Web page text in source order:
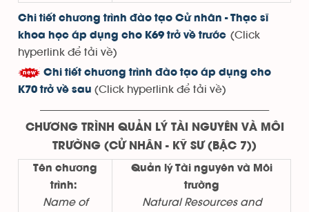
Chi tiết chương trình đào tạo Cử nhân - Thạc sĩ
khoa học áp dụng cho K69 trở về trước (Click
hyperlink để tải về)
Chi tiết chương trình đào tạo áp dụng cho
K70 trở về sau (Click hyperlink để tải về)
-----------------------------------------------------------------------------------
CHƯƠNG TRÌNH QUẢN LÝ TÀI NGUYÊN VÀ MÔI
TRƯỜNG (CỬ NHÂN - KỸ SƯ (BẬC 7))
Tên chương
trình:
Name of
Quản lý Tài nguyên và Môi
trường
Natural Resources and